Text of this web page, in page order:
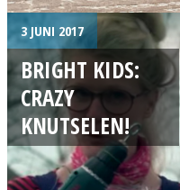
3 JUNI 2017
BRIGHT KIDS:
CRAZY
KNUTSELEN!